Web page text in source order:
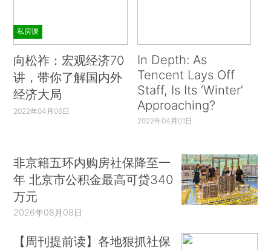
私房课
向松祚：宏观经济70
讲，带你了解国内外
经济大局
2022年04月06日
In Depth: As
Tencent Lays Off
Staff, Is Its ‘Winter’
Approaching?
2022年04月01日
非京籍五环内购房社保降至一
年 北京市公积金最高可贷340
万元
2026年08月08日
【周刊提前读】各地狠抓社保